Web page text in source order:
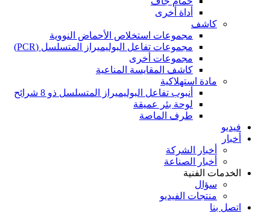
أداة أخرى
كاشف
مجموعات استخلاص الأحماض النووية
مجموعات تفاعل البوليميراز المتسلسل (PCR)
مجموعات أخرى
كاشف المقايسة المناعية
مادة استهلاكية
أنبوب تفاعل البوليميراز المتسلسل ذو 8 شرائح
لوحة بئر عميقة
طرف الماصة
فيديو
أخبار
أخبار الشركة
أخبار الصناعة
الخدمات الفنية
سؤال
منتجات الفيديو
اتصل بنا